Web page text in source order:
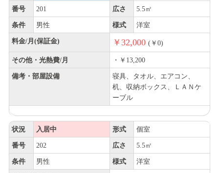
番号 201 広さ 5.5㎡
条件 男性 様式 洋室
料金/月(保証金) ￥32,000 (￥0)
その他・光熱費/月 ・￥13,200
備考・部屋設備
寝具、タオル、エアコン、
机、収納ボックス、ＬＡＮケ
ーブル
状況 入居中 形式 個室
番号 202 広さ 5.5㎡
条件 男性 様式 洋室